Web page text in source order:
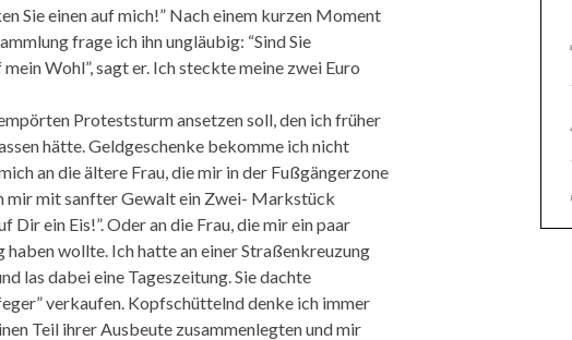
Sie einen auf mich!” Nach einem kurzen Moment
frage ich ihn ungläubig: “Sind Sie
Wohl”, sagt er. Ich steckte meine zwei Euro
Proteststurm ansetzen soll, den ich früher
hätte. Geldgeschenke bekomme ich nicht
an die ältere Frau, die mir in der Fußgängerzone
mir mit sanfter Gewalt ein Zwei- Markstück
Dir ein Eis!”. Oder an die Frau, die mir ein paar
haben wollte. Ich hatte an einer Straßenkreuzung
las dabei eine Tageszeitung. Sie dachte
verkaufen. Kopfschüttelnd denke ich immer
Teil ihrer Ausbeute zusammenlegten und mir